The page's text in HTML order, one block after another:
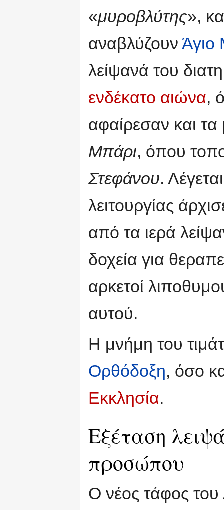
«μυροβλύτης»,
αναβλύζουν Άγιο
λείψανά του
ενδέκατο αιώνα,
αφαίρεσαν και
Μπάρι, όπου
Στεφάνου.
λειτουργίας
από τα ιερά
δοχεία για
αρκετοί
αυτού.
Η μνήμη του
Ορθόδοξη, όσο
Εκκλησία.
Εξέταση
προσώπου
Ο νέος τάφος του